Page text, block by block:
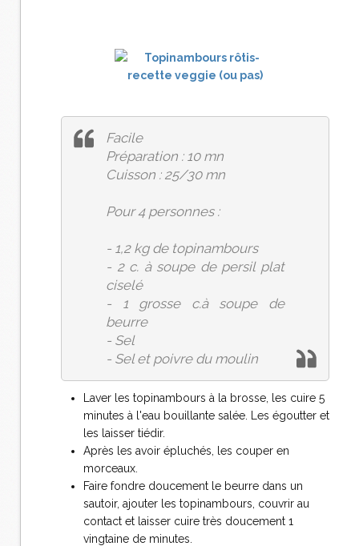
Facile
Préparation : 10 mn
Cuisson : 25/30 mn
Pour 4 personnes :
- 1,2 kg de topinambours
- 2 c. à soupe de persil plat
ciselé
- 1 grosse c.à soupe de
beurre
- Sel
- Sel et poivre du moulin
Laver les topinambours à la brosse, les cuire 5
minutes à l'eau bouillante salée. Les égoutter et
les laisser tiédir.
Après les avoir épluchés, les couper en
morceaux.
Faire fondre doucement le beurre dans un
sautoir, ajouter les topinambours, couvrir au
contact et laisser cuire très doucement 1
vingtaine de minutes.